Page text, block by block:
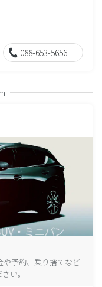
088-653-5656
や予約、乗り捨てなど
い。